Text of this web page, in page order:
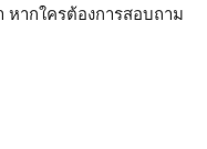
หากใครต้องการสอบถาม